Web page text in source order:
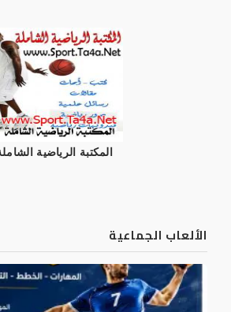
المكتبة الرياضية
الألعاب الجماعية